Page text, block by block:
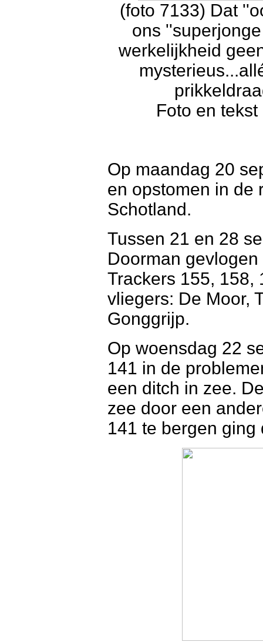
(foto 7133) Dat
ons
werkelijkheid
Foto en
Op maandag 20
en opstomen in de
Schotland.
Tussen 21 en 28
Doorman
Trackers 155, 158,
vliegers: De Moor,
Gonggrijp.
Op woensdag 22
141 in de
een ditch in zee.
zee door een
141 te bergen